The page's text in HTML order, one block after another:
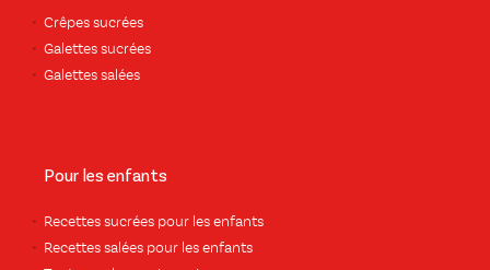
Crêpes sucrées
Galettes sucrées
Galettes salées
Pour les enfants
Recettes sucrées pour les enfants
Recettes salées pour les enfants